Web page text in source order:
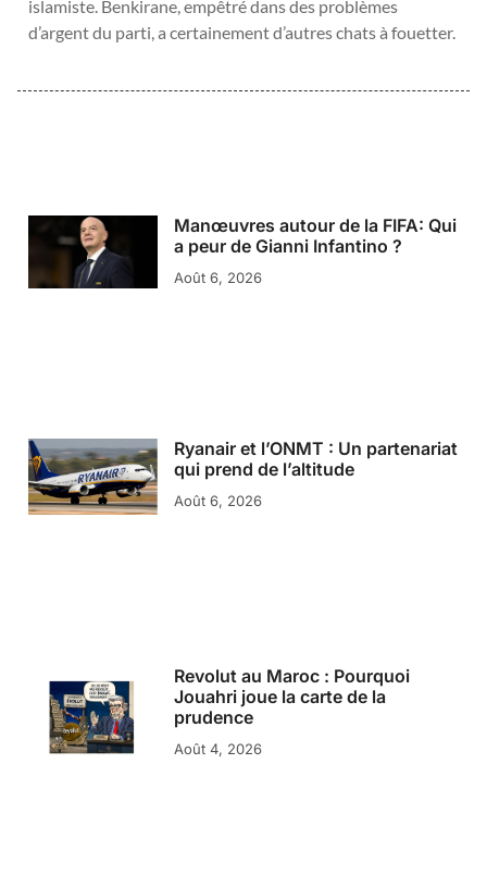
islamiste. Benkirane, empêtré dans des problèmes
d’argent du parti, a certainement d’autres chats à fouetter.
Manœuvres autour de la FIFA: Qui
a peur de Gianni Infantino ?
Août 6, 2026
Ryanair et l’ONMT : Un partenariat
qui prend de l’altitude
Août 6, 2026
Revolut au Maroc : Pourquoi
Jouahri joue la carte de la
prudence
Août 4, 2026